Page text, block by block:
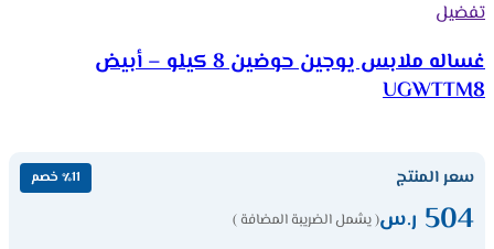
تفضيل
غساله ملابس يوجين حوضين 8 كيلو – أبيض
UGWTTM8
سعر المنتج ٪11 خصم
504 ر.س( يشمل الضريبة المضافة )